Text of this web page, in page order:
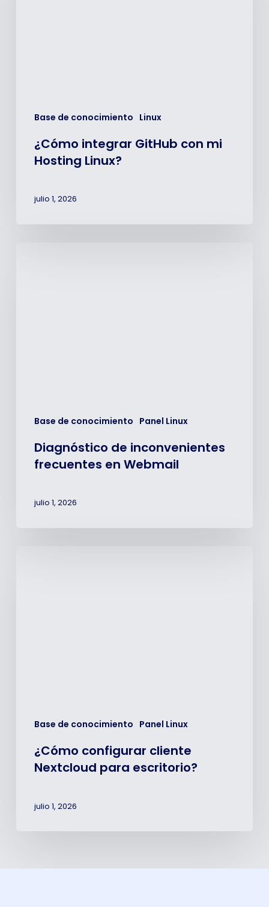
Base de conocimiento Linux
¿Cómo integrar GitHub con mi
Hosting Linux?
julio 1, 2026
Base de conocimiento Panel Linux
Diagnóstico de inconvenientes
frecuentes en Webmail
julio 1, 2026
Base de conocimiento Panel Linux
¿Cómo configurar cliente
Nextcloud para escritorio?
julio 1, 2026